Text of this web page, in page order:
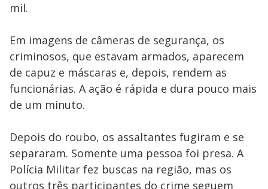
mil.
Em imagens de câmeras de segurança, os
criminosos, que estavam armados, aparecem
de capuz e máscaras e, depois, rendem as
funcionárias. A ação é rápida e dura pouco mais
de um minuto.
Depois do roubo, os assaltantes fugiram e se
separaram. Somente uma pessoa foi presa. A
Polícia Militar fez buscas na região, mas os
outros três participantes do crime seguem